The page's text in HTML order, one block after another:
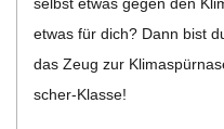
M
selbst etwas gegen den
etwas für dich? Dann bist
das Zeug zur
scher-Klasse!